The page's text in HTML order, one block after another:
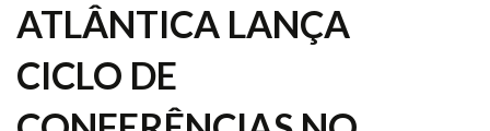
ATLÂNTICA LANÇA
CICLO DE